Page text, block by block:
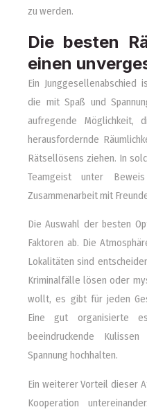
zu werden.
Die besten
einen
Ein Junggesellenabschied
die mit Spaß und
aufregende Möglichkeit,
herausfordernde
Rätsellösens ziehen. In
Teamgeist unter
Zusammenarbeit mit
Die Auswahl der besten
Faktoren ab. Die
Lokalitäten sind
Kriminalfälle lösen oder
wollt, es gibt für jeden
Eine gut organisierte
beeindruckende
Spannung hochhalten.
Ein weiterer Vorteil dieser
Kooperation